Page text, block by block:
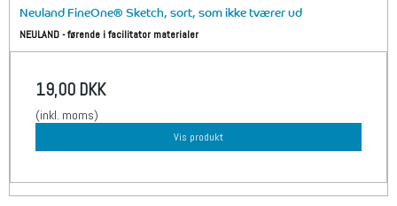
Neuland FineOne® Sketch, sort, som ikke tværer ud
NEULAND - førende i facilitator materialer
19,00 DKK
(inkl. moms)
Vis produkt